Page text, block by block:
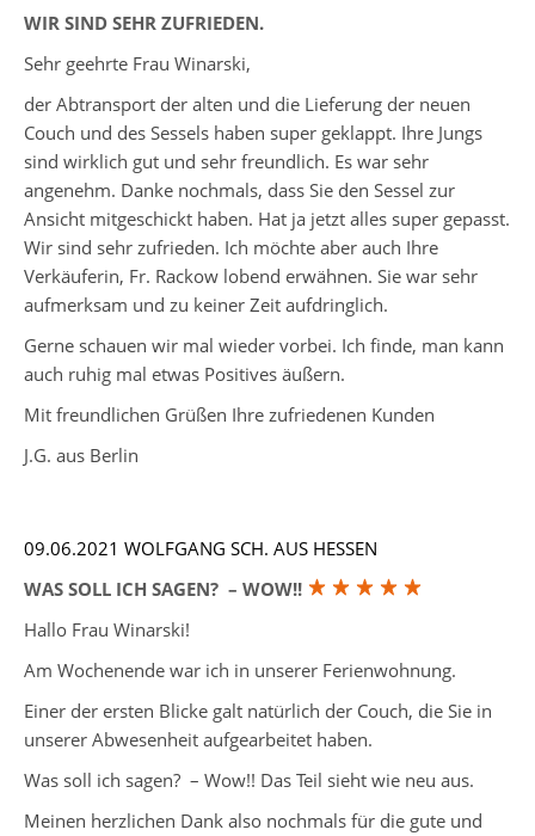
WIR SIND SEHR ZUFRIEDEN.
Sehr geehrte Frau Winarski,
der Abtransport der alten und die Lieferung der neuen
Couch und des Sessels haben super geklappt. Ihre Jungs
sind wirklich gut und sehr freundlich. Es war sehr
angenehm. Danke nochmals, dass Sie den Sessel zur
Ansicht mitgeschickt haben. Hat ja jetzt alles super gepasst.
Wir sind sehr zufrieden. Ich möchte aber auch Ihre
Verkäuferin, Fr. Rackow lobend erwähnen. Sie war sehr
aufmerksam und zu keiner Zeit aufdringlich.
Gerne schauen wir mal wieder vorbei. Ich finde, man kann
auch ruhig mal etwas Positives äußern.
Mit freundlichen Grüßen Ihre zufriedenen Kunden
J.G. aus Berlin
09.06.2021 WOLFGANG SCH. AUS HESSEN
WAS SOLL ICH SAGEN? – WOW!!
Hallo Frau Winarski!
Am Wochenende war ich in unserer Ferienwohnung.
Einer der ersten Blicke galt natürlich der Couch, die Sie in
unserer Abwesenheit aufgearbeitet haben.
Was soll ich sagen? – Wow!! Das Teil sieht wie neu aus.
Meinen herzlichen Dank also nochmals für die gute und